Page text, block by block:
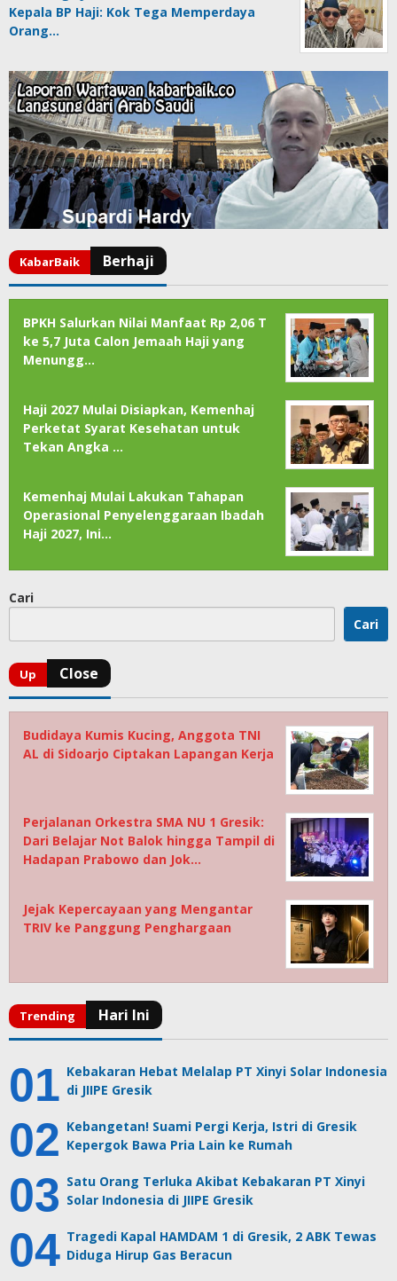
Kepala BP Haji: Kok Tega Memperdaya
Orang…
BPKH Salurkan Nilai Manfaat Rp 2,06 T
ke 5,7 Juta Calon Jemaah Haji yang
Menungg…
Haji 2027 Mulai Disiapkan, Kemenhaj
Perketat Syarat Kesehatan untuk
Tekan Angka …
Kemenhaj Mulai Lakukan Tahapan
Operasional Penyelenggaraan Ibadah
Haji 2027, Ini…
Cari
Cari
Budidaya Kumis Kucing, Anggota TNI
AL di Sidoarjo Ciptakan Lapangan Kerja
Perjalanan Orkestra SMA NU 1 Gresik:
Dari Belajar Not Balok hingga Tampil di
Hadapan Prabowo dan Jok…
Jejak Kepercayaan yang Mengantar
TRIV ke Panggung Penghargaan
Kebakaran Hebat Melalap PT Xinyi Solar Indonesia
di JIIPE Gresik
Kebangetan! Suami Pergi Kerja, Istri di Gresik
Kepergok Bawa Pria Lain ke Rumah
Satu Orang Terluka Akibat Kebakaran PT Xinyi
Solar Indonesia di JIIPE Gresik
Tragedi Kapal HAMDAM 1 di Gresik, 2 ABK Tewas
Diduga Hirup Gas Beracun